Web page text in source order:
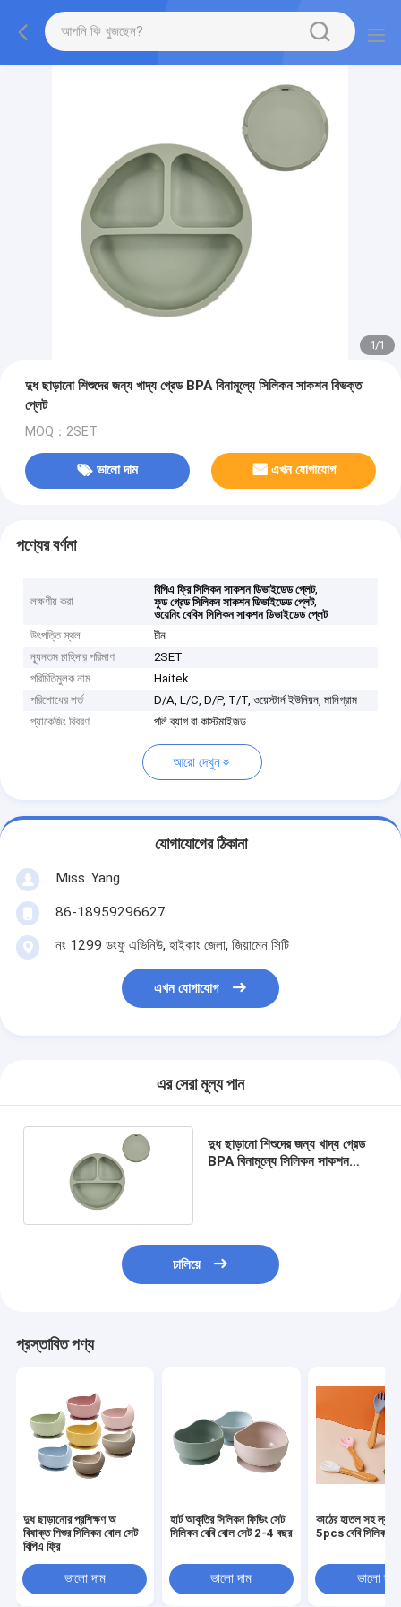
1/1
দুধ ছাড়ানো শিশুদের জন্য খাদ্য গ্রেড BPA বিনামূল্যে সিলিকন সাকশন বিভক্ত
প্লেট
MOQ：2SET
ভালো দাম এখন যোগাযোগ
পণ্যের বর্ণনা
লক্ষণীয় করা
বিপিএ ফ্রি সিলিকন সাকশন ডিভাইডেড প্লেট,
ফুড গ্রেড সিলিকন সাকশন ডিভাইডেড প্লেট,
ওয়েনিং বেবিস সিলিকন সাকশন ডিভাইডেড প্লেট
উৎপত্তি স্থল
চীন
ন্যূনতম চাহিদার পরিমাণ
2SET
পরিচিতিমুলক নাম
Haitek
পরিশোধের শর্ত
D/A, L/C, D/P, T/T, ওয়েস্টার্ন ইউনিয়ন, মানিগ্রাম
প্যাকেজিং বিবরণ
পলি ব্যাগ বা কাস্টমাইজড
আরো দেখুন
যোগাযোগের ঠিকানা
Miss. Yang
86-18959296627
নং 1299 ডংফু এভিনিউ, হাইকাং জেলা, জিয়ামেন সিটি
এখন যোগাযোগ
এর সেরা মূল্য পান
দুধ ছাড়ানো শিশুদের জন্য খাদ্য গ্রেড
BPA বিনামূল্যে সিলিকন সাকশন
চালিয়ে
প্রস্তাবিত পণ্য
দুধ ছাড়ানোর প্রশিক্ষণ অ
বিষাক্ত শিশুর সিলিকন বোল সেট
বিপিএ ফ্রি
ভালো দাম
হার্ট আকৃতির সিলিকন ফিডিং সেট
সিলিকন বেবি বোল সেট 2-4 বছর
ভালো দাম
কাঠের হাতল সহ
5pcs বেবি সিলিকন
ভালো দাম